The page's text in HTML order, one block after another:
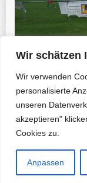
Wir schätzen
Wir verwenden
personalisierte
unseren
akzeptieren"
Cookies zu.
Anpassen